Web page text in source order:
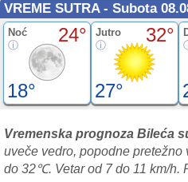
VREME SUTRA - Subota
Noć 24°
18°
Jutro 32°
27°
Vremenska prognoza Bileća
uveče vedro, popodne
do 32℃. Vetar od 7 do 11 km/h.